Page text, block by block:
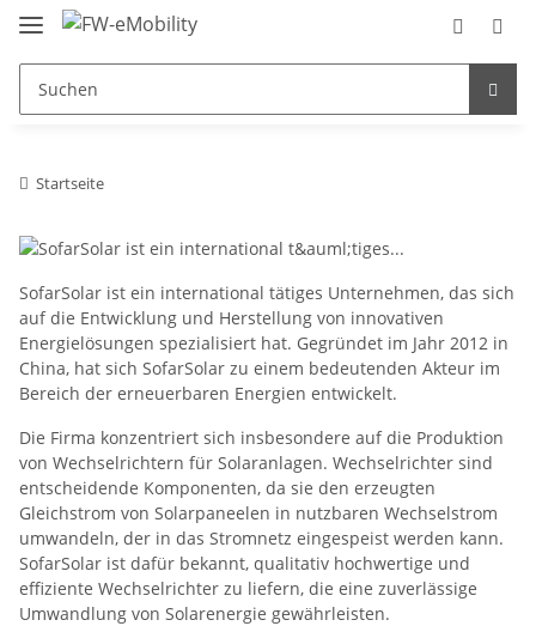
Startseite
SofarSolar ist ein international tätiges Unternehmen, das sich
auf die Entwicklung und Herstellung von innovativen
Energielösungen spezialisiert hat. Gegründet im Jahr 2012 in
China, hat sich SofarSolar zu einem bedeutenden Akteur im
Bereich der erneuerbaren Energien entwickelt.
Die Firma konzentriert sich insbesondere auf die Produktion
von Wechselrichtern für Solaranlagen. Wechselrichter sind
entscheidende Komponenten, da sie den erzeugten
Gleichstrom von Solarpaneelen in nutzbaren Wechselstrom
umwandeln, der in das Stromnetz eingespeist werden kann.
SofarSolar ist dafür bekannt, qualitativ hochwertige und
effiziente Wechselrichter zu liefern, die eine zuverlässige
Umwandlung von Solarenergie gewährleisten.